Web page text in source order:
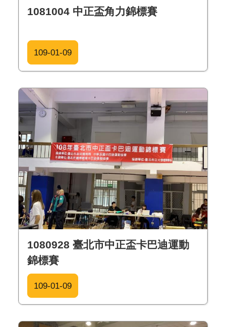
1081004 中正盃角力錦標賽
109-01-09
1080928 臺北市中正盃卡巴迪運動
錦標賽
109-01-09